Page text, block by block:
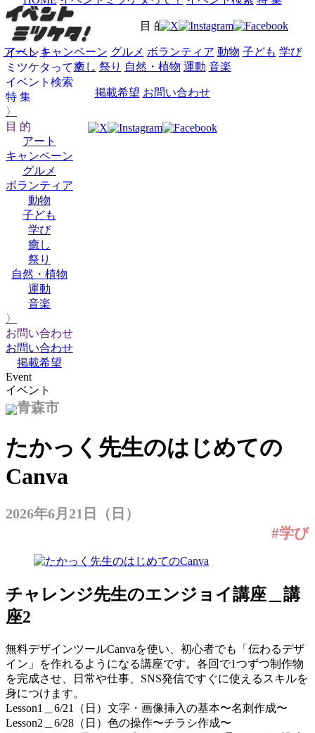
イベント
ミツケタって？
イベント検索
特 集
〉
目 的
アート
キャンペーン
グルメ
ボランティア
動物
子ども
学び
癒し
祭り
自然・植物
運動
音楽
〉
お問い合わせ
お問い合わせ
掲載希望
目 的
アート キャンペーン グルメ ボランティア 動物 子ども 学び
癒し 祭り 自然・植物 運動 音楽
掲載希望 お問い合わせ
Event
イベント
青森市
たかっく先生のはじめての
Canva
2026年6月21日（日）
#学び
チャレンジ先生のエンジョイ講座＿講
座2
無料デザインツールCanvaを使い、初心者でも「伝わるデザ
イン」を作れるようになる講座です。各回で1つずつ制作物
を完成させ、日常や仕事、SNS発信ですぐに使えるスキルを
身につけます。
Lesson1＿6/21（日）文字・画像挿入の基本〜名刺作成〜
Lesson2＿6/28（日）色の操作〜チラシ作成〜